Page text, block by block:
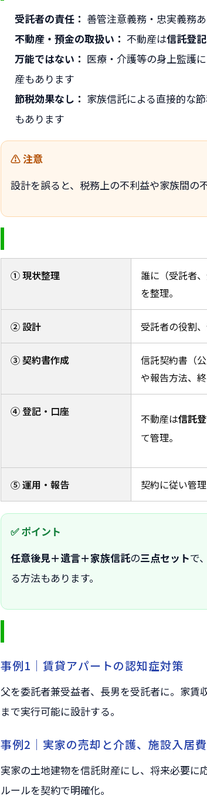
受託者の責任： 善管注意義務・忠実義務
不動産・預金の取扱い： 不動産は信託登記
万能ではない： 医療・介護等の身上監護
産もあります
節税効果なし： 家族信託による直接的な
もあります
設計を誤ると、税務上の不利益や家族間の
① 現状整理
誰に（受託者
を整理。
② 設計 受託者の役割
③ 契約書作成
信託契約書（
や報告方法、
④ 登記・口座
不動産は信託
て管理。
⑤ 運用・報告 契約に従い管
任意後見＋遺言＋家族信託の三点セットで
る方法もあります。
事例1｜賃貸アパートの認知症対策
父を委託者兼受益者、長男を受託者に。家
まで実行可能に設計する。
事例2｜実家の売却と介護、施設入居
実家の土地建物を信託財産にし、将来必要
ルールを契約で明確化。